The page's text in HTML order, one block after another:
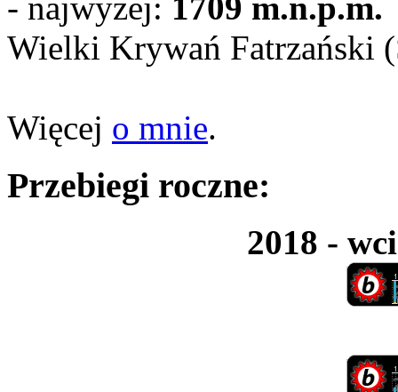
Wielki Krywań Fatrzański
Więcej o mnie.
Przebiegi roczne:
2018 -